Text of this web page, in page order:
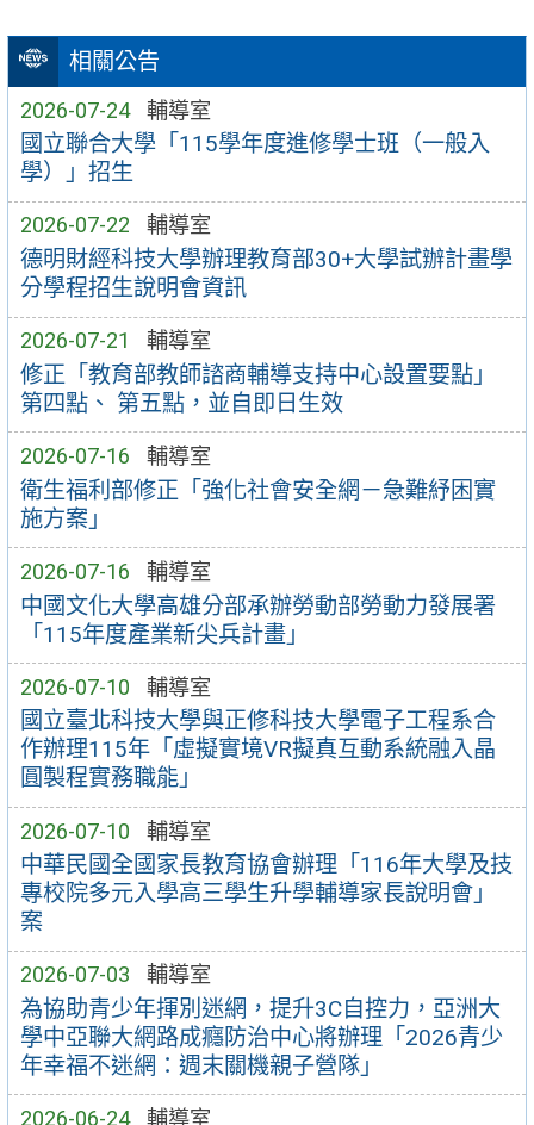
相關公告
2026-07-24 輔導室
國立聯合大學「115學年度進修學士班（一般入
學）」招生
2026-07-22 輔導室
德明財經科技大學辦理教育部30+大學試辦計畫學
分學程招生說明會資訊
2026-07-21 輔導室
修正「教育部教師諮商輔導支持中心設置要點」
第四點、 第五點，並自即日生效
2026-07-16 輔導室
衛生福利部修正「強化社會安全網－急難紓困實
施方案」
2026-07-16 輔導室
中國文化大學高雄分部承辦勞動部勞動力發展署
「115年度產業新尖兵計畫」
2026-07-10 輔導室
國立臺北科技大學與正修科技大學電子工程系合
作辦理115年「虛擬實境VR擬真互動系統融入晶
圓製程實務職能」
2026-07-10 輔導室
中華民國全國家長教育協會辦理「116年大學及技
專校院多元入學高三學生升學輔導家長說明會」
案
2026-07-03 輔導室
為協助青少年揮別迷網，提升3C自控力，亞洲大
學中亞聯大網路成癮防治中心將辦理「2026青少
年幸福不迷網：週末關機親子營隊」
2026-06-24 輔導室